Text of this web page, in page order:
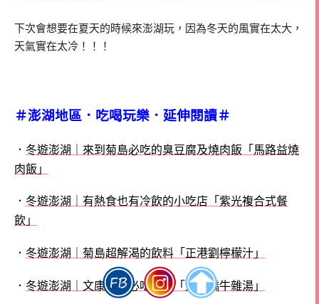
下次會想要在夏天的時候來澎湖玩，因為冬天的風實在太大，
天氣實在太冷！！！
＃澎湖地區．吃喝玩樂．延伸閱讀＃
． 冬遊澎湖｜來到菊島必吃的臭豆腐及燒肉飯「馬路益燒
肉飯」
． 冬遊澎湖｜有熱食也有冷飲的小吃店「紫光複合式餐
飲」
． 冬遊澎湖｜菊島超解渴的飲料「正港劉檸檬汁」
． 冬遊澎湖｜文康商圈必吃早餐「北新橋牛雜湯」